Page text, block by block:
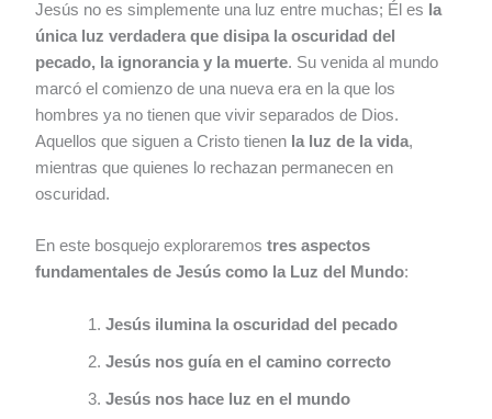
Jesús no es simplemente una luz entre muchas; Él es la
única luz verdadera que disipa la oscuridad del
pecado, la ignorancia y la muerte. Su venida al mundo
marcó el comienzo de una nueva era en la que los
hombres ya no tienen que vivir separados de Dios.
Aquellos que siguen a Cristo tienen la luz de la vida,
mientras que quienes lo rechazan permanecen en
oscuridad.
En este bosquejo exploraremostres aspectos
fundamentales de Jesús como la Luz del Mundo:
Jesús ilumina la oscuridad del pecado
Jesús nos guía en el camino correcto
Jesús nos hace luz en el mundo